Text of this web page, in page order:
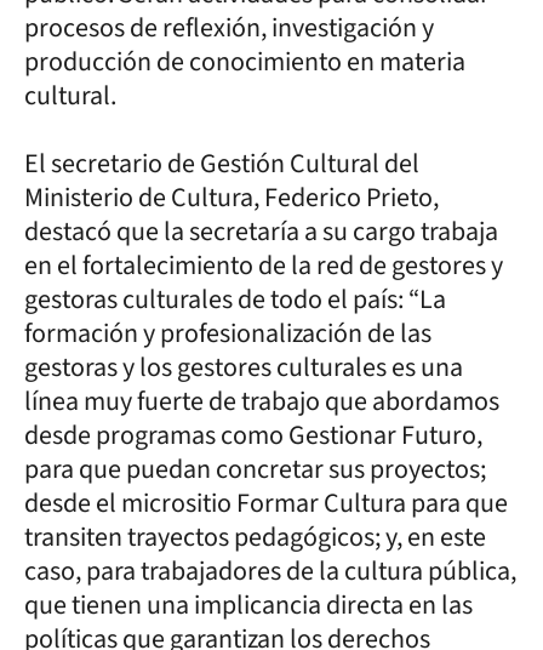
procesos de reflexión, investigación y
producción de conocimiento en materia
cultural.
El secretario de Gestión Cultural del
Ministerio de Cultura, Federico Prieto,
destacó que la secretaría a su cargo trabaja
en el fortalecimiento de la red de gestores y
gestoras culturales de todo el país: “La
formación y profesionalización de las
gestoras y los gestores culturales es una
línea muy fuerte de trabajo que abordamos
desde programas como Gestionar Futuro,
para que puedan concretar sus proyectos;
desde el micrositio Formar Cultura para que
transiten trayectos pedagógicos; y, en este
caso, para trabajadores de la cultura pública,
que tienen una implicancia directa en las
políticas que garantizan los derechos